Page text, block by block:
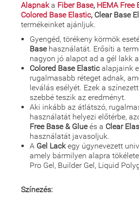
Alapnaka Fiber Base, HEMA Free
Colored Base Elastic, Clear Base
termékeinket ajánljuk.
Gyengéd, törékeny körmök
Basehasználatát. Erősíti a
nagyon jó alapot ad a gél lakk
Colored Base Elasticalapjaink
rugalmasabb réteget adnak,
leválás esélyét. Ezek a
szebbé teszik az eredményt.
Aki inkább az átlátszó,
használatát helyezi előtérbe,
Free Base & Glueés a Clear
használatát javasoljuk.
A Gel Lackegy úgynevezett
amely bármilyen alapra
Pro Gel, Builder Gel, Liquid
Színezés: